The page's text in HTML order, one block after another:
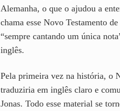
Alemanha, o que o ajudou a
chama esse Novo Testamento
“sempre cantando um única
inglês.
Pela primeira vez na história, o
traduziria em inglês claro e
Jonas. Todo esse material se